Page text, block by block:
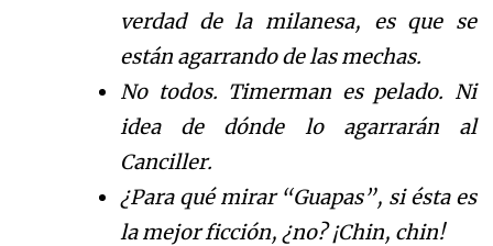
verdad de la milanesa, es que se
están agarrando de las mechas.
No todos. Timerman es pelado. Ni
idea de dónde lo agarrarán al
Canciller.
¿Para qué mirar “Guapas”, si ésta es
la mejor ficción, ¿no? ¡Chin, chin!